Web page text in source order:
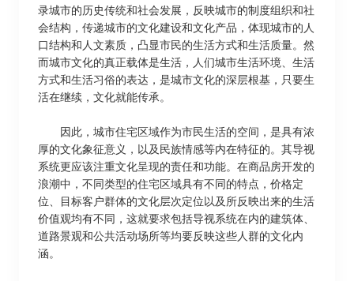
录城市的历史传统和社会发展，反映城市的制度组织和社
会结构，传递城市的文化建设和文化产品，体现城市的人
口结构和人文素质，凸显市民的生活方式和生活质量。然
而城市文化的真正载体是生活，人们城市生活环境、生活
方式和生活习俗的表达，是城市文化的深层根基，只要生
活在继续，文化就能传承。
因此，城市住宅区域作为市民生活的空间，是具有浓
厚的文化象征意义，以及民族情感等内在特征的。其导视
系统更应该注重文化呈现的责任和功能。在商品房开发的
浪潮中，不同类型的住宅区域具有不同的特点，价格定
位、目标客户群体的文化层次定位以及所反映出来的生活
价值观均有不同，这就要求包括导视系统在内的建筑体、
道路景观和公共活动场所等均要反映这些人群的文化内
涵。